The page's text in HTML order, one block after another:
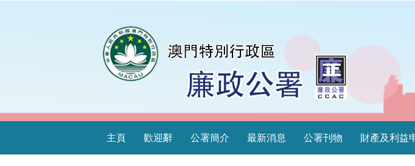
主頁 歡迎辭 公署簡介 最新消息 公署刊物 財產及利益